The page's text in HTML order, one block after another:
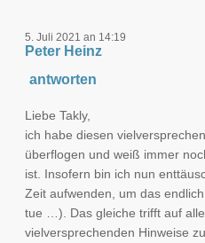
5. Juli 2021 an 14:19
Peter Heinz
antworten
Liebe Takly,
ich habe diesen
überflogen und weiß immer
ist. Insofern bin ich nun
Zeit aufwenden, um das
tue …). Das gleiche trifft auf
vielversprechenden Hinweise